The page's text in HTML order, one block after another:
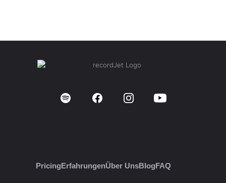
PricingErfahrungenÜber UnsBlogFAQ